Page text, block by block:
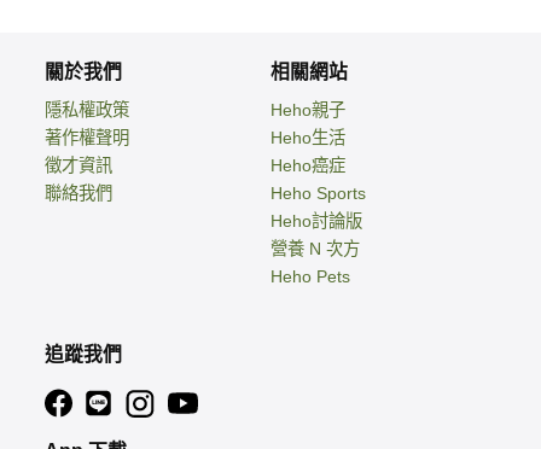
關於我們
隱私權政策
著作權聲明
徵才資訊
聯絡我們
相關網站
Heho親子
Heho生活
Heho癌症
Heho Sports
Heho討論版
營養 N 次方
Heho Pets
追蹤我們